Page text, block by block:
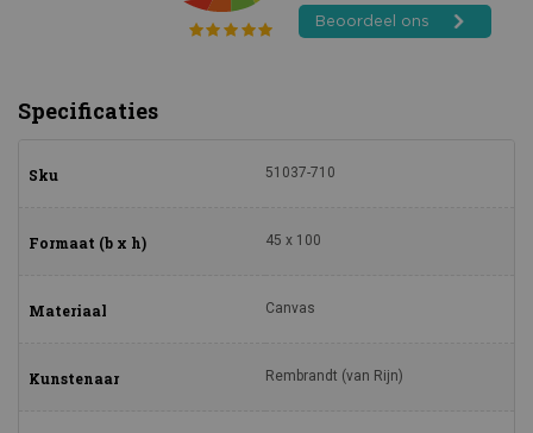
Specificaties
Sku 51037-710
Formaat (b x h) 45 x 100
Materiaal Canvas
Kunstenaar Rembrandt (van Rijn)